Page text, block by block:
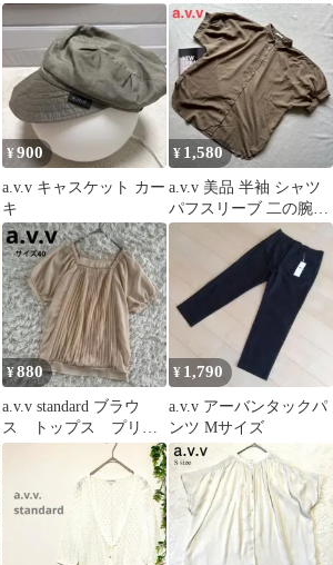
ネイビー M
¥900
a.v.v キャスケット カー
キ
¥ 1,580
a.v.v 美品 半袖 シャツ
パフスリーブ 二の腕カ
バー 大きいサイズ 五
¥880
a.v.v standard ブラウ
ス トップス プリー
ツ パフスリーブ 40
¥ 1,790
a.v.v アーバンタックパ
ンツ Mサイズ